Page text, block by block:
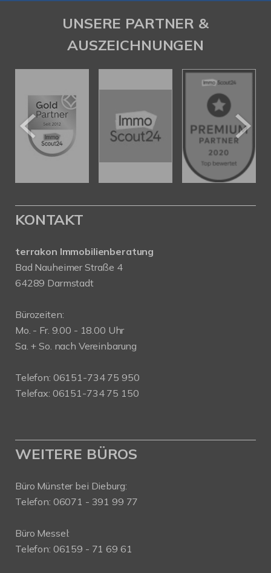
UNSERE PARTNER &
AUSZEICHNUNGEN
KONTAKT
terrakon Immobilienberatung
Bad Nauheimer Straße 4
64289 Darmstadt
Bürozeiten:
Mo. - Fr. 9.00 - 18.00 Uhr
Sa. + So. nach Vereinbarung
Telefon: 06151-734 75 950
Telefax: 06151-734 75 150
WEITERE BÜROS
Büro Münster bei Dieburg:
Telefon: 06071 - 391 99 77
Büro Messel:
Telefon: 06159 - 71 69 61